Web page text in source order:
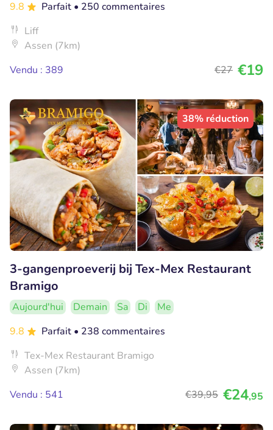
9.8
Parfait • 250 commentaires
Liff
Assen (7km)
Vendu : 389
€27 €19
38% réduction
3-gangenproeverij bij Tex-Mex Restaurant
Bramigo
Aujourd'hui Demain Sa Di
Me
9.8
Parfait • 238 commentaires
Tex-Mex Restaurant Bramigo
Assen (7km)
Vendu : 541
€39,95 €24,95